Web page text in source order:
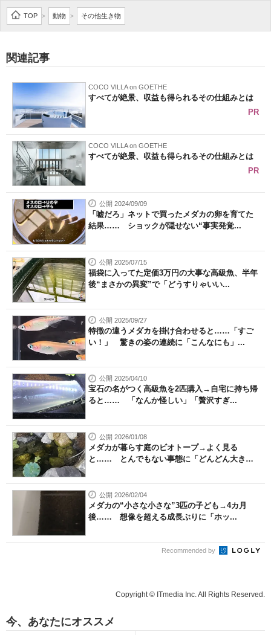
TOP > 動物 > その他生き物
関連記事
COCO VILLA on GOETHE
すべてが絶景、収益も得られるその仕組みとは
PR
COCO VILLA on GOETHE
すべてが絶景、収益も得られるその仕組みとは
PR
公開 2024/09/09
「嘘だろ」ネットで買ったメダカの卵を育てた
結果…… ショックが隠せない“事実発覚...
公開 2025/07/15
福袋に入ってた定価3万円の大事な高級魚、半年
後“まさかの異変”で「どうすりゃいい...
公開 2025/09/27
特徴の違うメダカを掛け合わせると……「すご
い！」 驚きの姿の連続に「こんなにも」...
公開 2025/04/10
宝石の名がつく高級魚を2匹購入→自宅に持ち帰
ると…… 「なんか怪しい」「贅沢すぎ...
公開 2026/01/08
メダカが暮らす庭のビオトープ→よく見る
と…… とんでもない事態に「どんどん大き
公開 2026/02/04
メダカの“小さな小さな”3匹の子ども→4カ月
後…… 想像を超える成長ぶりに「ホッ...
Recommended by
Copyright © ITmedia Inc. All Rights Reserved.
今、あなたにオススメ